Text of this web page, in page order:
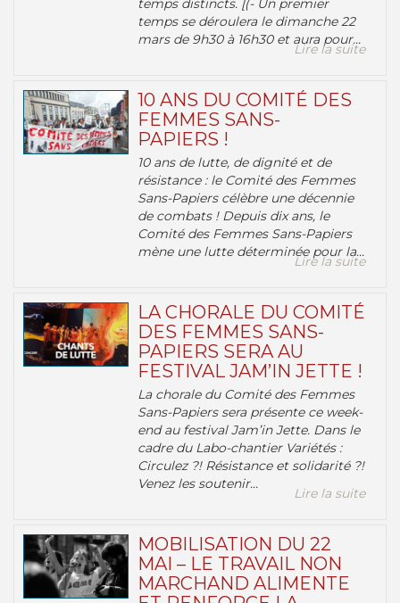
temps distincts. [(- Un premier
temps se déroulera le dimanche 22
mars de 9h30 à 16h30 et aura pour...
Lire la suite
10 ANS DU COMITÉ DES
FEMMES SANS-
PAPIERS !
10 ans de lutte, de dignité et de
résistance : le Comité des Femmes
Sans-Papiers célèbre une décennie
de combats ! Depuis dix ans, le
Comité des Femmes Sans-Papiers
mène une lutte déterminée pour la...
Lire la suite
LA CHORALE DU COMITÉ
DES FEMMES SANS-
PAPIERS SERA AU
FESTIVAL JAM’IN JETTE !
La chorale du Comité des Femmes
Sans-Papiers sera présente ce week-
end au festival Jam’in Jette. Dans le
cadre du Labo-chantier Variétés :
Circulez ?! Résistance et solidarité ?!
Venez les soutenir...
Lire la suite
MOBILISATION DU 22
MAI – LE TRAVAIL NON
MARCHAND ALIMENTE